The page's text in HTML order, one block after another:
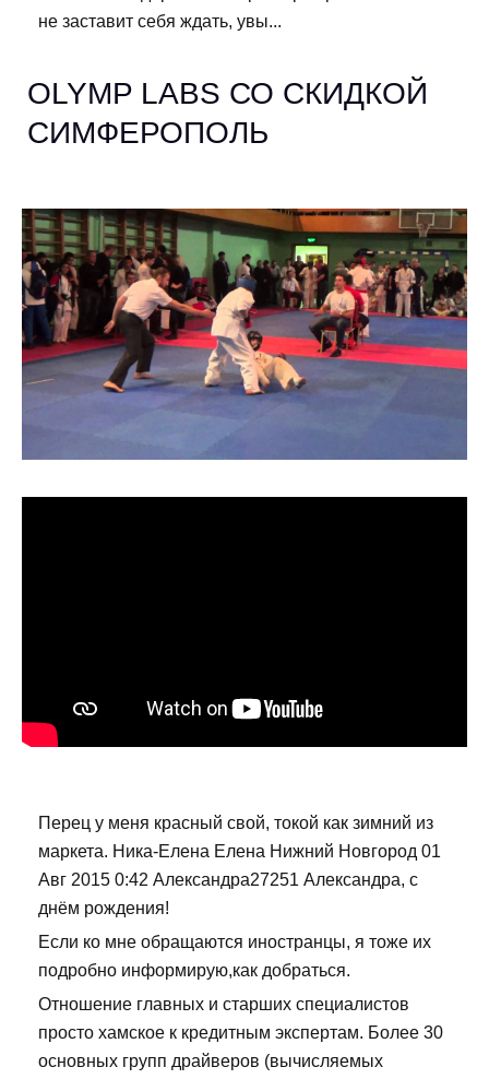
не заставит себя ждать, увы...
OLYMP LABS СО СКИДКОЙ
СИМФЕРОПОЛЬ
Перец у меня красный свой, токой как зимний из
маркета. Ника-Елена Елена Нижний Новгород 01
Авг 2015 0:42 Александра27251 Александра, с
днём рождения!
Если ко мне обращаются иностранцы, я тоже их
подробно информирую,как добраться.
Отношение главных и старших специалистов
просто хамское к кредитным экспертам. Более 30
основных групп драйверов (вычисляемых